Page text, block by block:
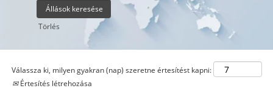
Törlés
Válassza ki, milyen gyakran (nap) szeretne értesítést kapni:
Értesítés létrehozása